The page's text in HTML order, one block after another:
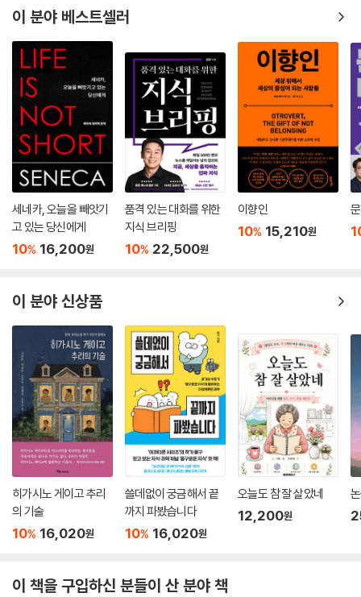
않는다. 당신은 계속해서 공허한 명령을 내리지만 대부분 무시되고 만다.
결국 물러난 당신은 끊임없는 자기 의심의 고통에서 벗어날 수 있어 기쁘
다. 그리고 당신의 자리를 이어받은 사람도 똑같이 흔들리는 모습을 보고
안도한다.
--- 「10장 [리더십] 미래를 믿는 힘’ 중에서
선택 앞에 선 모든 사람에게 가장 실질적이고 즉시 쓸 수 있는 도구가 된다.
고유지능은 특정 직군의 전문 기술이 아니라, 불확실성을 살아내야 하는
모든 인간에게 필요한 기본 역량이다. 기존 지식과 논리가 무력해지는 오
늘날, 인간이 할 수 있는 가장 중요한 역할은 앞으로 나아갈 길을 만드는 일
이다. AI가 방대한 정보 속에서 최적의 답을 제시할 때, 인간이 해야 할 일
은 앞으로 나아갈 길을 만드는 것이다. 《고유지능》은 그 길을 밝히는 스위
치이자, 혼돈의 시간을 가능성의 시대로 전환시키는 인간지능의 새로운 출
발점이다.
이 분야 베스트셀러
세네카, 오늘을 빼앗기
고 있는 당신에게
10% 16,200원
품격 있는 대화를 위한
지식 브리핑
10% 22,500원
이향인
10% 15,210원
이 분야 신상품
히가시노 게이고 추리
의 기술
10% 16,020원
쓸데없이 궁금해서 끝
까지 파봤습니다
10% 16,020원
오늘도 참 잘 살았네
12,200원
이 책을 구입하신 분들이 산 분야 책